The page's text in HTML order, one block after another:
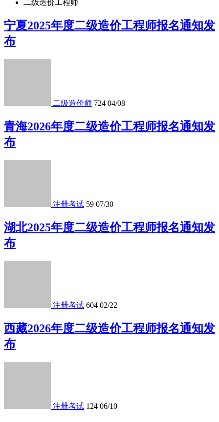
二级造价工程师
宁夏2025年度二级造价工程师报名通知发
布
二级造价师 724 04/08
青海2026年度二级造价工程师报名通知发
布
注册考试 59 07/30
湖北2025年度二级造价工程师报名通知发
布
注册考试 604 02/22
西藏2026年度二级造价工程师报名通知发
布
注册考试 124 06/10